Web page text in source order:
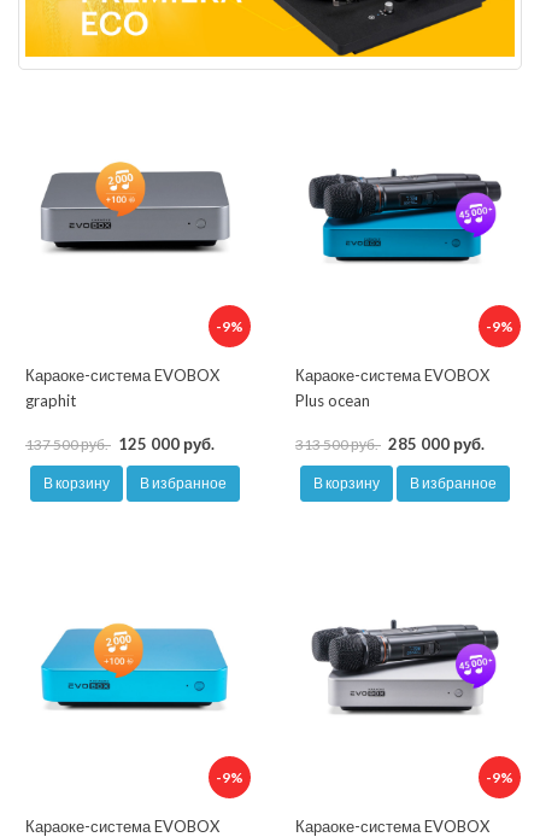
-9%
Караоке-система EVOBOX
graphit
137 500 руб. 125 000 руб.
В корзину В избранное
-9%
Караоке-система EVOBOX
Plus ocean
313 500 руб. 285 000 руб.
В корзину В избранное
-9%
Караоке-система EVOBOX
-9%
Караоке-система EVOBOX